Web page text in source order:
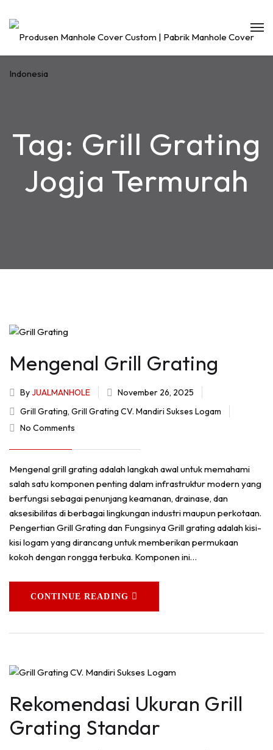
Tag: Grill Grating
Jogja Termurah
Mengenal Grill Grating
ByJUALMANHOLE
November 26, 2025
Grill Grating, Grill Grating CV. Mandiri Sukses Logam
No Comments
Mengenal grill grating adalah langkah awal untuk memahami
salah satu komponen penting dalam infrastruktur modern yang
berfungsi sebagai penunjang keamanan, drainase, dan
aksesibilitas di berbagai lingkungan industri maupun perkotaan.
Pengertian Grill Grating dan Fungsinya Grill grating adalah kisi-
kisi logam yang dirancang untuk memberikan permukaan
kokoh dengan rongga terbuka. Komponen ini…
CONTINUE READING
Rekomendasi Ukuran Grill
Grating Standar